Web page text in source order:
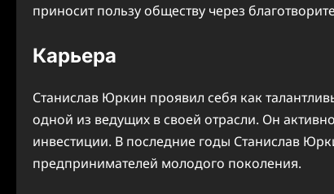
приносит пользу обществу через
Карьера
Станислав Юркин проявил себя как
одной из ведущих в своей отрасли. Он
инвестиции. В последние годы Станислав
предпринимателей молодого поколения.